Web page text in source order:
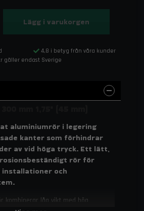
Lägg i varukorgen
4,8 i betyg från våra kunder
gäller endast Sverige
aluminiumrör i legering
kanter som förhindrar
av vid höga tryck. Ett lätt,
rör för
och
kombinerar låg vikt med hög